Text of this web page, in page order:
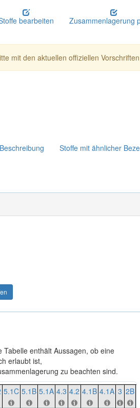
bearbeiten Zusammenlagerung
mit den aktuellen offiziellen
Beschreibung Stoffe mit ähnlicher
enthält Aussagen, ob eine
erlaubt ist,
zu beachten sind.
5.1C 5.1B 5.1A 4.3 4.2 4.1B 4.1A 3 2B